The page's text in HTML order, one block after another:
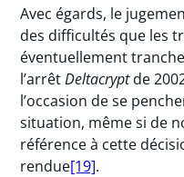
Avec égards, le
des difficultés que les
éventuellement
l’arrêtDeltacryptde
l’occasion de se
situation, même si de
référence à cette
rendue[19].